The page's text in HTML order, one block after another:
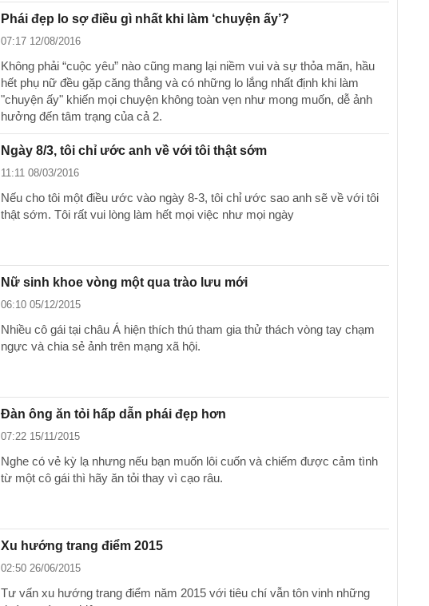
Phái đẹp lo sợ điều gì nhất khi làm ‘chuyện ấy’?
07:17 12/08/2016
Không phải “cuộc yêu” nào cũng mang lại niềm vui và sự thỏa mãn, hầu
hết phụ nữ đều gặp căng thẳng và có những lo lắng nhất định khi làm
"chuyện ấy" khiến mọi chuyện không toàn vẹn như mong muốn, dễ ảnh
hưởng đến tâm trạng của cả 2.
Ngày 8/3, tôi chỉ ước anh về với tôi thật sớm
11:11 08/03/2016
Nếu cho tôi một điều ước vào ngày 8-3, tôi chỉ ước sao anh sẽ về với tôi
thật sớm. Tôi rất vui lòng làm hết mọi việc như mọi ngày
Nữ sinh khoe vòng một qua trào lưu mới
06:10 05/12/2015
Nhiều cô gái tại châu Á hiện thích thú tham gia thử thách vòng tay chạm
ngực và chia sẻ ảnh trên mạng xã hội.
Đàn ông ăn tỏi hấp dẫn phái đẹp hơn
07:22 15/11/2015
Nghe có vẻ kỳ lạ nhưng nếu bạn muốn lôi cuốn và chiếm được cảm tình
từ một cô gái thì hãy ăn tỏi thay vì cạo râu.
Xu hướng trang điểm 2015
02:50 26/06/2015
Tư vấn xu hướng trang điểm năm 2015 với tiêu chí vẫn tôn vinh những